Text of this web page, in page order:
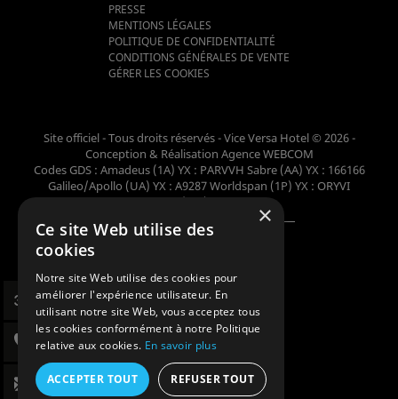
PRESSE
MENTIONS LÉGALES
POLITIQUE DE CONFIDENTIALITÉ
CONDITIONS GÉNÉRALES DE VENTE
GÉRER LES COOKIES
Site officiel - Tous droits réservés - Vice Versa Hotel © 2026 -
Conception & Réalisation Agence WEBCOM
Codes GDS : Amadeus (1A) YX : PARVVH Sabre (AA) YX : 166166
Galileo/Apollo (UA) YX : A9287 Worldspan (1P) YX : ORYVI
Pegasus (WB) YX : 62698×
Ce site Web utilise des
cookies
Notre site Web utilise des cookies pour
améliorer l'expérience utilisateur. En
utilisant notre site Web, vous acceptez tous
les cookies conformément à notre Politique
relative aux cookies. En savoir plus
ACCEPTER TOUT REFUSER TOUT